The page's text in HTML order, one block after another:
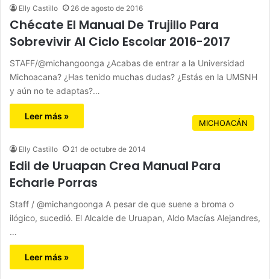
Elly Castillo 26 de agosto de 2016
Chécate El Manual De Trujillo Para
Sobrevivir Al Ciclo Escolar 2016-2017
STAFF/@michangoonga ¿Acabas de entrar a la Universidad
Michoacana? ¿Has tenido muchas dudas? ¿Estás en la UMSNH
y aún no te adaptas?…
Leer más »
MICHOACÁN
Elly Castillo 21 de octubre de 2014
Edil de Uruapan Crea Manual Para
Echarle Porras
Staff / @michangoonga A pesar de que suene a broma o
ilógico, sucedió. El Alcalde de Uruapan, Aldo Macías Alejandres,
…
Leer más »